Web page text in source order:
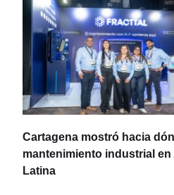
Cartagena mostró hacia
mantenimiento industrial en
Latina